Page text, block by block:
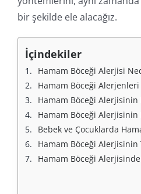
bir şekilde ele alacağız.
İçindekiler
Hamam Böceği Alerjisi
Hamam Böceği
Hamam Böceği
Hamam Böceği
Bebek ve Çocuklarda
Hamam Böceği Alerjisinin
Hamam Böceği